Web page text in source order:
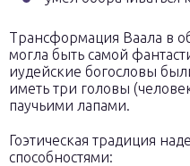
Трансформация Ваала в
могла быть самой
иудейские богословы
иметь три головы
паучьими лапами.
Гоэтическая традиция
способностями: